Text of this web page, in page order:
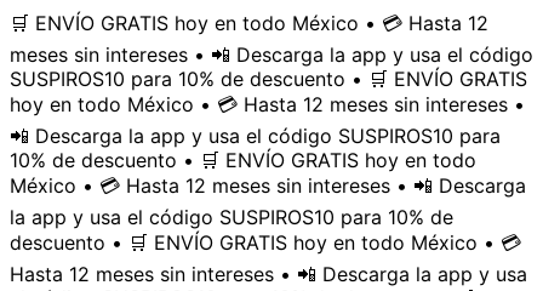
🛒 ENVÍO GRATIS hoy en todo México • 💳 Hasta 12
meses sin intereses • 📲 Descarga la app y usa el código
SUSPIROS10 para 10% de descuento • 🛒 ENVÍO GRATIS
hoy en todo México • 💳 Hasta 12 meses sin intereses •
📲 Descarga la app y usa el código SUSPIROS10 para
10% de descuento • 🛒 ENVÍO GRATIS hoy en todo
México • 💳 Hasta 12 meses sin intereses • 📲 Descarga
la app y usa el código SUSPIROS10 para 10% de
descuento • 🛒 ENVÍO GRATIS hoy en todo México • 💳
Hasta 12 meses sin intereses • 📲 Descarga la app y usa